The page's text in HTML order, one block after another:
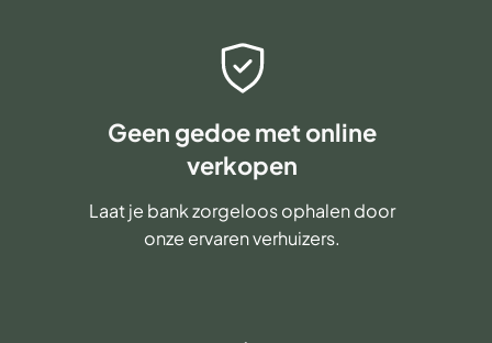
Geen gedoe met online
verkopen
Laat je bank zorgeloos ophalen door
onze ervaren verhuizers.